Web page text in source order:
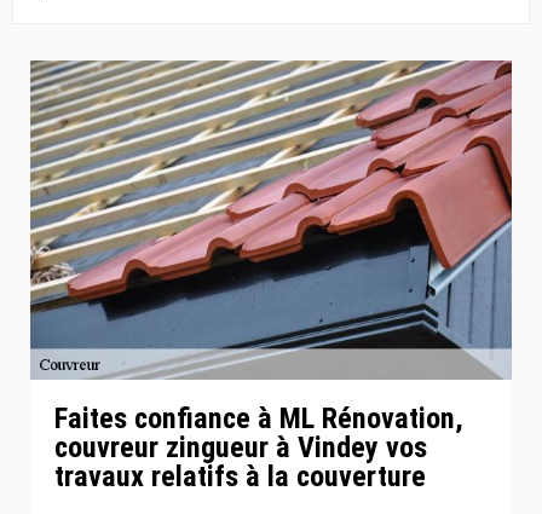
Faites confiance à ML Rénovation,
couvreur zingueur à Vindey vos
travaux relatifs à la couverture